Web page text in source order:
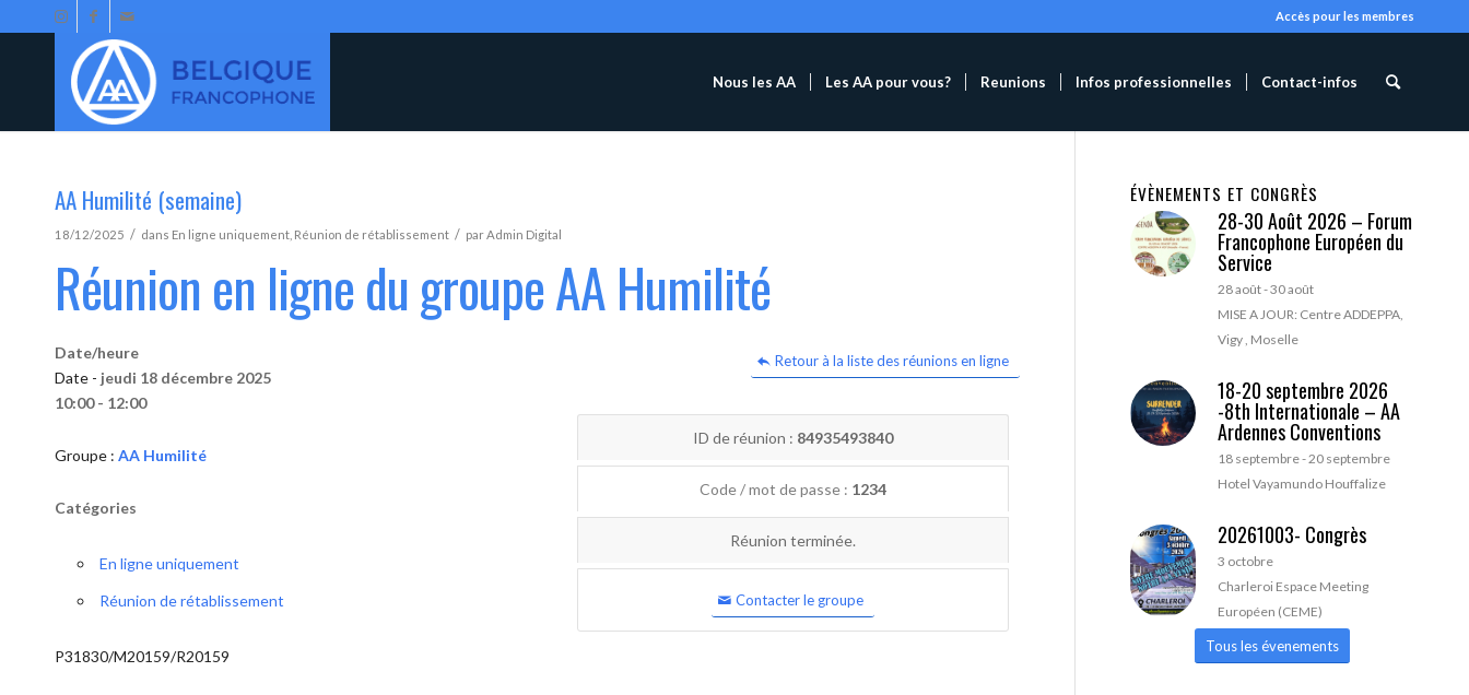
Accès pour les membres
Nous les AA Les AA pour vous? Reunions Infos professionnelles Contact-infos
AA Humilité (semaine)
18/12/2025 / dans En ligne uniquement Réunion de rétablissement / parAdmin Digital
Réunion en ligne du groupe AA Humilité
Retour à la liste des réunions en ligne
Date/heure
Date - jeudi 18 décembre 2025
10:00 - 12:00
Groupe : AA Humilité
Catégories
En ligne uniquement
Réunion de rétablissement
P31830/M20159/R20159
ID de réunion : 84935493840
Code / mot de passe : 1234
Réunion terminée.
Contacter le groupe
ÉVÈNEMENTS ET CONGRÈS
28-30 Août 2026 – Forum
Francophone Européen du
Service
28 août-30 août
MISE A JOUR: Centre ADDEPPA,
Vigy , Moselle
18-20 septembre 2026
-8th Internationale – AA
Ardennes Conventions
18 septembre-20 septembre
Hotel Vayamundo Houffalize
20261003- Congrès
3 octobre
Charleroi Espace Meeting
Européen (CEME)
Tous les évenements